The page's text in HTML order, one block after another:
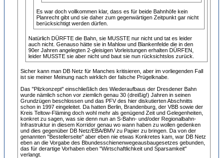
Es war doch vollkommen klar, dass es für beide Bahnhöfe kein
Planrecht gibt und sie daher zum gegenwärtigen Zeitpunkt gar nicht
berücksichtigt werden dürfen.
Natürlich DÜRFTE die Bahn, sie MUSSTE nur nicht und tat es leider
auch nicht. Genauso hätte sie in Mahlow und Blankenfelde die in den
90er Jahren angelegten 2-gleisigen Vorleistungen erhalten DÜRFEN,
leider MUSSTE sie aber nicht und baut sie nun rücksichtslos zurück.
Sicher kann man DB Netz für Manches kritisieren, aber im vorliegenden Fall
ist sie meiner Meinung nach wirklich der falsche Prügelknabe.
Das "Pilzkonzept" einschließlich des Wiederaufbaus der Dresdener Bahn
wurde nämlich schon vor ziemlich genau 30 (dreißig!) Jahren in seinen
Grundzügen beschlossen und das PFV des hier diskutierten Abschnitts
schon in 1997 eingeleitet. Da hatten Berlin, Brandenburg, der VBB sowie der
Kreis Teltow-Fläming doch wohl mehr als genügend Zeit und Gelegenheiten,
konkret zu sagen, was sie denn nun an S-Bahn- und/oder Regionalbahn-
Infrastruktur in diesem Korridor genau wo wann haben zu wollen gedenken
und dies gegenüber DB Netz/EBA/BMV zu Papier zu bringen. Da von der
genannten "Bestellerseite" aber eben nie etwas Konkretes kam, war DB Netz
eben an die Vorgabe des Bbundesschienenwegeausbaugesetzes gebunden,
das für derartige Vorhaben eben "Wirtschaftlichkeit und Sparsamkeit"
verlangt.